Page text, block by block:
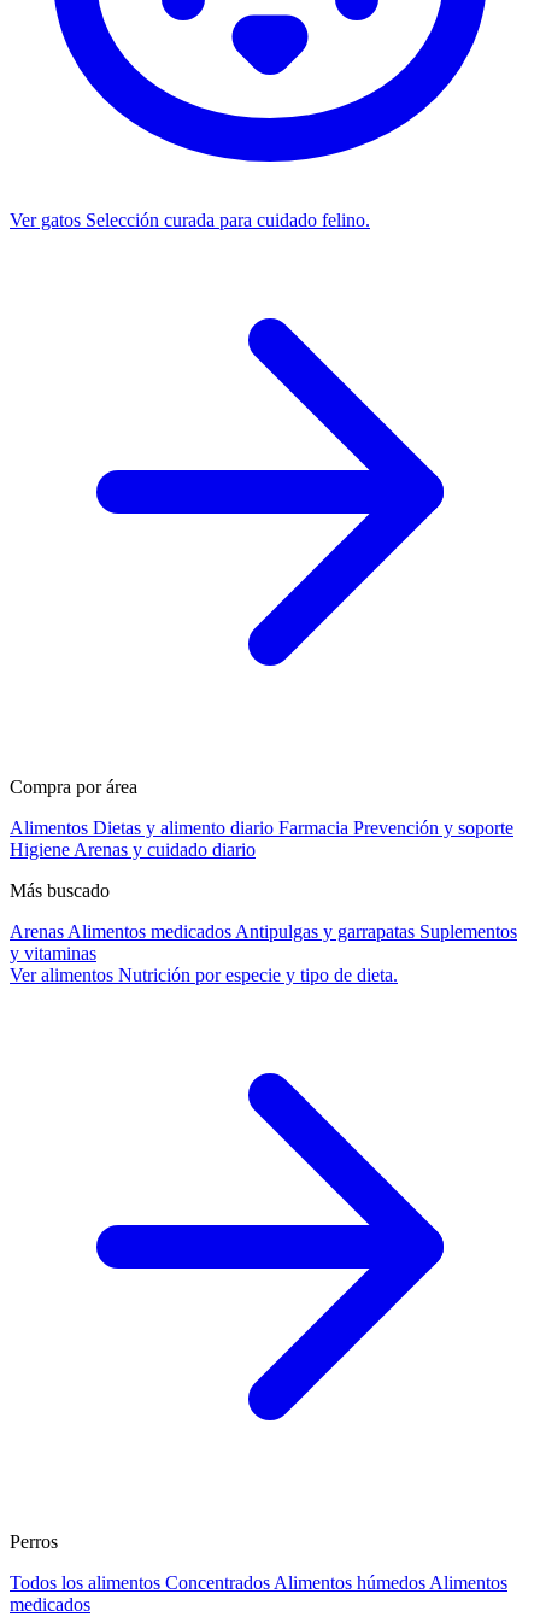
Ver gatos Selección curada para cuidado felino.
Compra por área
Alimentos Dietas y alimento diario Farmacia Prevención y soporte
Higiene Arenas y cuidado diario
Más buscado
Arenas Alimentos medicados Antipulgas y garrapatas Suplementos
y vitaminas
Ver alimentos Nutrición por especie y tipo de dieta.
Perros
Todos los alimentos Concentrados Alimentos húmedos Alimentos
medicados